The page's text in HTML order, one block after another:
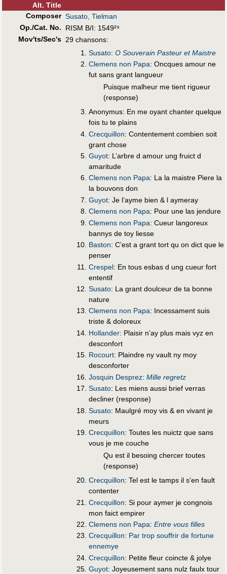
Alt. Title
Composer Susato, Tielman
Op./Cat. No.
RISM B/I: 1549²⁹
Mov'ts/Sec's 29 chansons:
Susato:O Souverain Pasteur et Maistre
Clemens non Papa: Oncques amour ne
fut sans grant langueur
Puisque malheur me tient rigueur
(response)
Anonymus: En me oyant chanter quelque
fois tu te plains
Crecquillon: Contentement combien soit
grant chose
Guyot: L’arbre d amour ung fruict d
amaritude
Clemens non Papa: La la maistre Piere la
la bouvons don
Guyot: Je l’ayme bien & l aymeray
Clemens non Papa: Pour une las jendure
Clemens non Papa: Cueur langoreux
bannys de toy liesse
Baston: C’est a grant tort qu on dict que le
penser
Crespel: En tous esbas d ung cueur fort
ententif
Susato: La grant doulceur de ta bonne
nature
Clemens non Papa: Incessament suis
triste & doloreux
Hollander: Plaisir n’ay plus mais vyz en
desconfort
Rocourt: Plaindre ny vault ny moy
desconforter
Josquin Desprez:Mille regretz
Susato: Les miens aussi brief verras
decliner (response)
Susato: Maulgré moy vis & en vivant je
meurs
Crecquillon: Toutes les nuictz que sans
vous je me couche
Qu est il besoing chercer toutes
(response)
Crecquillon: Tel est le tamps il s’en fault
contenter
Crecquillon: Si pour aymer je congnois
mon faict empirer
Clemens non Papa:Entre vous filles
Crecquillon: Par trop souffrir de fortune
ennemye
Crecquillon: Petite fleur coincte & jolye
Guyot: Joyeusement sans nulz faulx tour